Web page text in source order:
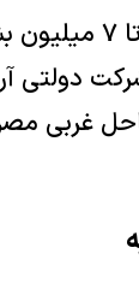
این خط لوله